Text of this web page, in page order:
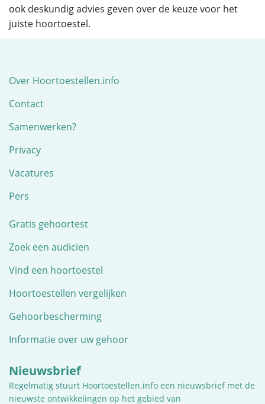
ook deskundig advies geven over de keuze voor het
juiste hoortoestel.
Over Hoortoestellen.info
Contact
Samenwerken?
Privacy
Vacatures
Pers
Gratis gehoortest
Zoek een audicien
Vind een hoortoestel
Hoortoestellen vergelijken
Gehoorbescherming
Informatie over uw gehoor
Nieuwsbrief
Regelmatig stuurt Hoortoestellen.info een nieuwsbrief met de
nieuwste ontwikkelingen op het gebied van